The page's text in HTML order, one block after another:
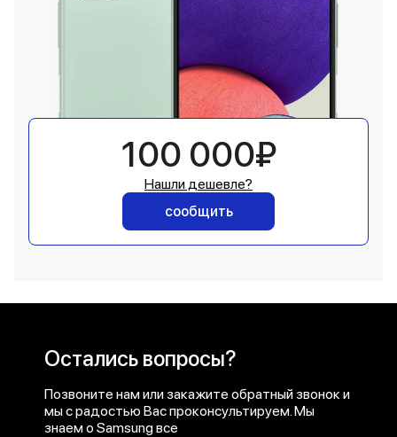
100 000₽
Нашли дешевле?
сообщить
Остались вопросы?
Позвоните нам или закажите обратный звонок и
мы с радостью Вас проконсультируем. Мы
знаем о Samsung все